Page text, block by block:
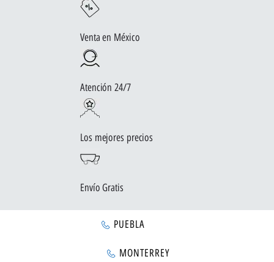
Venta en México
Atención 24/7
Los mejores precios
Envío Gratis
PUEBLA
MONTERREY